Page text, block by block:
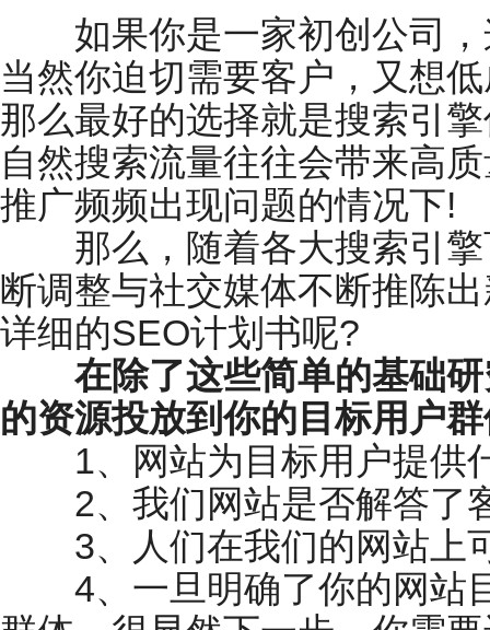
如果你是一家初创公司，
当然你迫切需要客户，又想
那么最好的选择就是搜索引
自然搜索流量往往会带来高
推广频频出现问题的情况下!
那么，随着各大搜索引擎
断调整与社交媒体不断推陈
详细的SEO计划书呢?
在除了这些简单的基础
的资源投放到你的目标用户
1、网站为目标用户提供
2、我们网站是否解答了
3、人们在我们的网站上
4、一旦明确了你的网站